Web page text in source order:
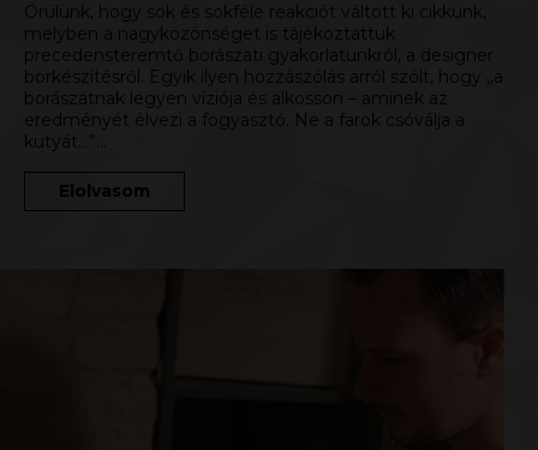
Örülünk, hogy sok és sokféle reakciót váltott ki cikkünk,
melyben a nagyközönséget is tájékoztattuk
precedensteremtő borászati gyakorlatunkról, a designer
borkészítésről. Egyik ilyen hozzászólás arról szólt, hogy „a
borászatnak legyen víziója és alkosson – aminek az
eredményét élvezi a fogyasztó. Ne a farok csóválja a
kutyát…”…
Elolvasom